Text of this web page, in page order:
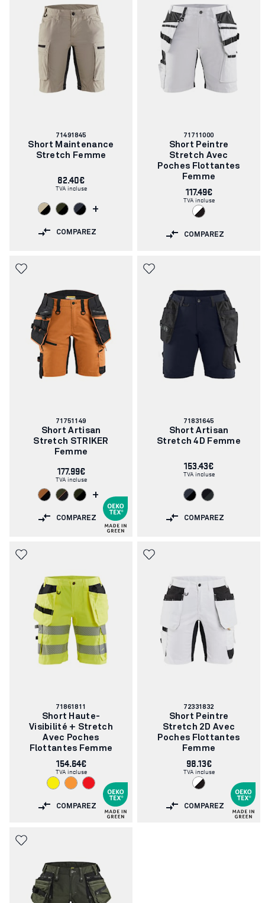
Numéro
d'article:
71491845
Short Maintenance
Stretch Femme
82.40€
TVA incluse
+
COMPAREZ
Numéro
d'article:
71711000
Short Peintre
Stretch Avec
Poches Flottantes
Femme
117.49€
TVA incluse
COMPAREZ
Numéro
d'article:
71751149
Short Artisan
Stretch STRIKER
Femme
177.99€
TVA incluse
+
COMPAREZ
Numéro
d'article:
71831645
Short Artisan
Stretch 4D Femme
153.43€
TVA incluse
COMPAREZ
Numéro
d'article:
71861811
Short Haute-
Visibilité + Stretch
Avec Poches
Flottantes Femme
154.64€
TVA incluse
COMPAREZ
Numéro
d'article:
72331832
Short Peintre
Stretch 2D Avec
Poches Flottantes
Femme
98.13€
TVA incluse
COMPAREZ